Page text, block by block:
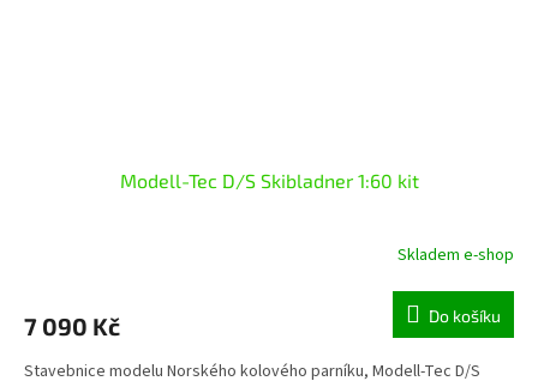
Modell-Tec D/S Skibladner 1:60 kit
Skladem e-shop
7 090 Kč Do košíku
Stavebnice modelu Norského kolového parníku, Modell-Tec D/S